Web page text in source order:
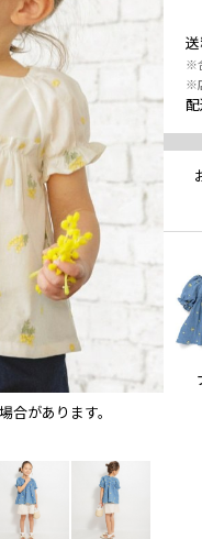
があります。
※
※